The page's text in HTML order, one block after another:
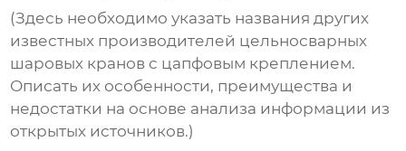
(Здесь необходимо указать названия других
известных производителей цельносварных
шаровых кранов с цапфовым креплением.
Описать их особенности, преимущества и
недостатки на основе анализа информации из
открытых источников.)